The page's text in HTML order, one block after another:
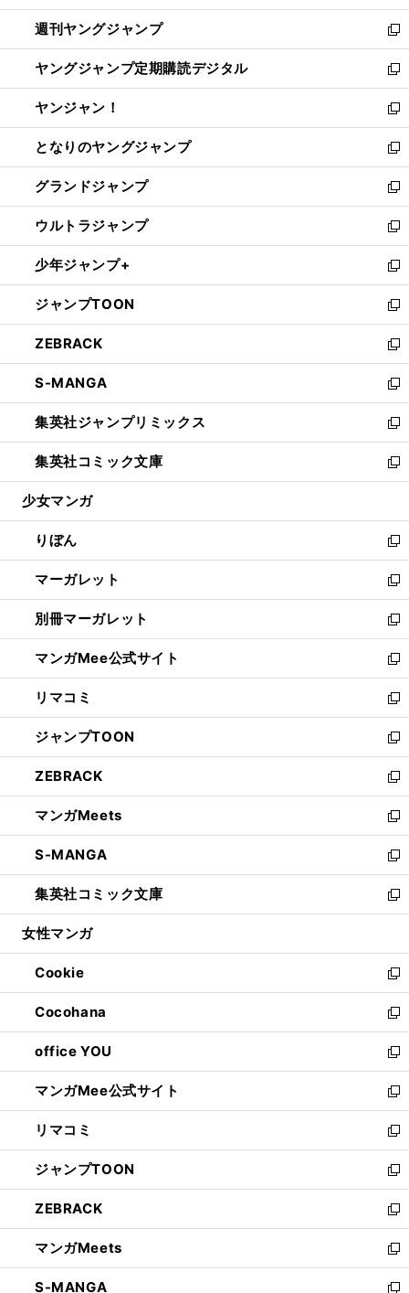
開
く
ウ
で
開
く
ン
ド
ウ
で
開
く
ウ
ィ
ン
ド
ウ
で
開
く
週刊ヤングジャンプ
新
し
い
ウ
ィ
ン
ド
ウ
で
開
く
ヤングジャンプ定期購読デジタル
新
し
い
ウ
ィ
ン
ド
ウ
で
開
く
ヤンジャン！
新
し
い
ウ
ィ
ン
ド
ウ
で
開
く
となりのヤングジャンプ
新
し
い
ウ
ィ
ン
ド
ウ
で
開
く
グランドジャンプ
新
し
い
ウ
ィ
ン
ド
ウ
で
開
く
ウルトラジャンプ
新
し
い
ウ
ィ
ン
ド
ウ
で
開
く
少年ジャンプ+
新
し
い
ウ
ィ
ン
ド
ウ
で
開
く
ジャンプTOON
新
し
い
ウ
ィ
ン
ド
ウ
で
開
ZEBRACK
新
し
い
ウ
ィ
ン
ド
ウ
開
く
S-MANGA
新
し
い
ウ
ィ
ン
ウ
で
開
く
集英社ジャンプリミックス
新
し
い
ウ
ン
ド
ウ
で
開
く
集英社コミック文庫
新
し
ウ
ィ
ン
ド
ウ
で
開
く
少女マンガ
りぼん
新
し
い
ウ
ィ
ン
ド
ウ
で
開
く
マーガレット
新
し
い
ウ
ィ
ン
ド
ウ
で
開
く
別冊マーガレット
新
し
い
ウ
ィ
ン
ド
ウ
で
開
く
マンガMee公式サイト
新
し
い
ウ
ィ
ン
ド
ウ
で
開
く
リマコミ
新
し
い
ウ
ィ
ン
ド
ウ
で
開
く
ジャンプTOON
新
し
い
ウ
ィ
ン
ド
ウ
で
開
ZEBRACK
新
し
い
ウ
ィ
ン
ド
ウ
開
く
マンガMeets
新
し
い
ウ
ィ
ン
ウ
で
開
く
S-MANGA
新
し
い
ウ
ン
ド
ウ
で
開
く
集英社コミック文庫
新
し
ウ
ィ
ン
ド
ウ
で
開
く
女性マンガ
Cookie
新
し
い
ウ
ィ
ン
ド
ウ
で
開
く
Cocohana
新
し
い
ウ
ィ
ン
ド
ウ
で
開
く
office YOU
新
し
い
ウ
ィ
ン
ド
ウ
で
開
く
マンガMee公式サイト
新
し
い
ウ
ィ
ン
ド
ウ
で
開
く
リマコミ
新
し
い
ウ
ィ
ン
ド
ウ
で
ジャンプTOON
新
し
い
ウ
ィ
ン
ド
ZEBRACK
新
し
い
ウ
ィ
マンガMeets
新
し
S-MANGA